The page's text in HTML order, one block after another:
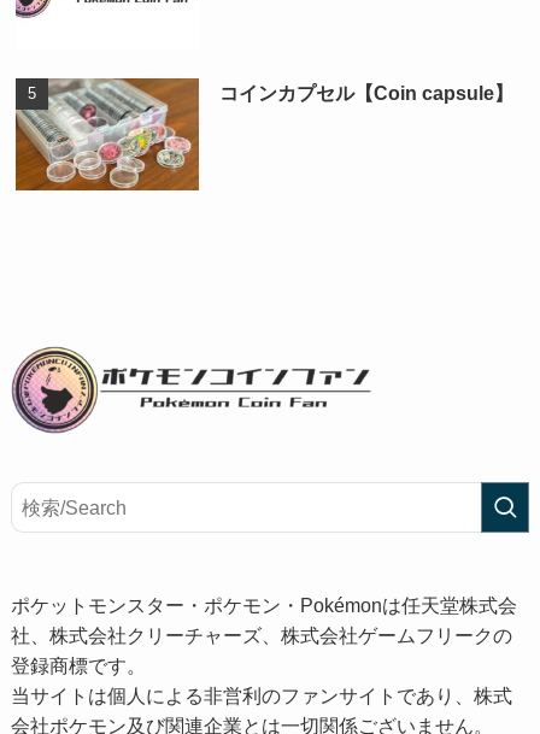
コインカプセル【Coin capsule】
ポケットモンスター・ポケモン・Pokémonは任天堂株式会
社、株式会社クリーチャーズ、株式会社ゲームフリークの
登録商標です。
当サイトは個人による非営利のファンサイトであり、株式
会社ポケモン及び関連企業とは一切関係ございません。